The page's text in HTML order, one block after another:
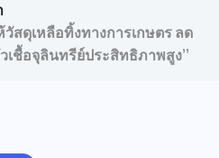
สดุเหลือทิ้งทางการเกษตร ลด
เชื้อจุลินทรีย์ประสิทธิภาพสูง”